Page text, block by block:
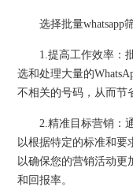
选择批量whatsapp
1.提高工作效率：批
选和处理大量的
不相关的号码，从而节
2.精准目标营销：通
以根据特定的标准和要
以确保您的营销活动更
和回报率。